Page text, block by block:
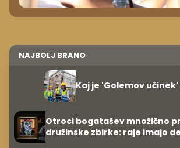
NAJBOLJ BRANO
Kaj je 'Golemov učinek'
Otroci bogatašev množično
družinske zbirke: raje imajo